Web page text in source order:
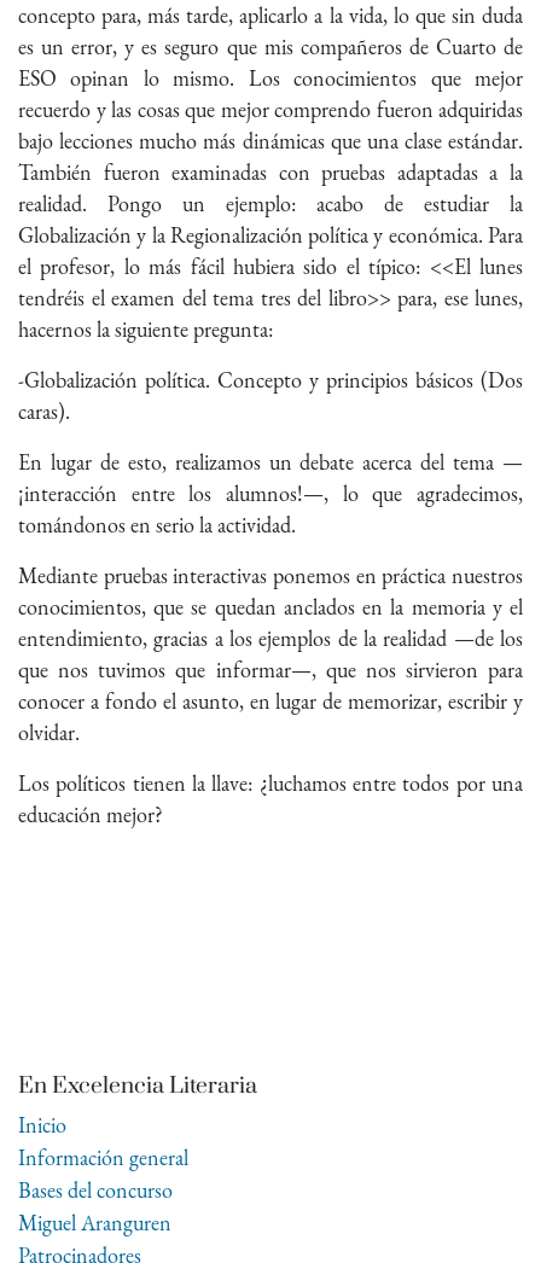
concepto para, más tarde, aplicarlo a la vida, lo que sin duda
es un error, y es seguro que mis compañeros de Cuarto de
ESO opinan lo mismo. Los conocimientos que mejor
recuerdo y las cosas que mejor comprendo fueron adquiridas
bajo lecciones mucho más dinámicas que una clase estándar.
También fueron examinadas con pruebas adaptadas a la
realidad. Pongo un ejemplo: acabo de estudiar la
Globalización y la Regionalización política y económica. Para
el profesor, lo más fácil hubiera sido el típico: <<El lunes
tendréis el examen del tema tres del libro>> para, ese lunes,
hacernos la siguiente pregunta:
-Globalización política. Concepto y principios básicos (Dos
caras).
En lugar de esto, realizamos un debate acerca del tema —
¡interacción entre los alumnos!—, lo que agradecimos,
tomándonos en serio la actividad.
Mediante pruebas interactivas ponemos en práctica nuestros
conocimientos, que se quedan anclados en la memoria y el
entendimiento, gracias a los ejemplos de la realidad —de los
que nos tuvimos que informar—, que nos sirvieron para
conocer a fondo el asunto, en lugar de memorizar, escribir y
olvidar.
Los políticos tienen la llave: ¿luchamos entre todos por una
educación mejor?
En Excelencia Literaria
Inicio
Información general
Bases del concurso
Miguel Aranguren
Patrocinadores